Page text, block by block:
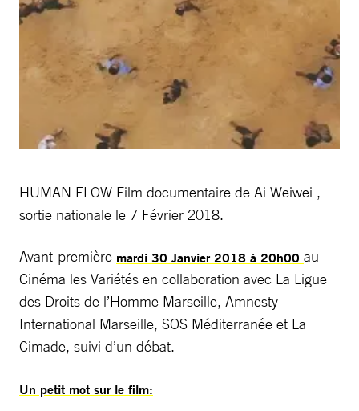
HUMAN FLOW Film documentaire de Ai Weiwei ,
sortie nationale le 7 Février 2018.
Avant-première mardi 30 Janvier 2018 à 20h00 au
Cinéma les Variétés en collaboration avec La Ligue
des Droits de l’Homme Marseille, Amnesty
International Marseille, SOS Méditerranée et La
Cimade, suivi d’un débat.
Un petit mot sur le film: